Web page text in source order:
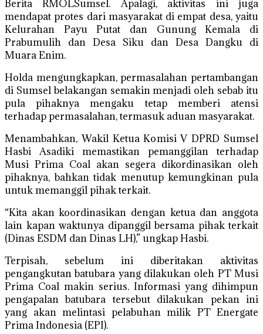
Berita RMOLSumsel. Apalagi, aktivitas ini juga
mendapat protes dari masyarakat di empat desa, yaitu
Kelurahan Payu Putat dan Gunung Kemala di
Prabumulih dan Desa Siku dan Desa Dangku di
Muara Enim.
Holda mengungkapkan, permasalahan pertambangan
di Sumsel belakangan semakin menjadi oleh sebab itu
pula pihaknya mengaku tetap memberi atensi
terhadap permasalahan, termasuk aduan masyarakat.
Menambahkan, Wakil Ketua Komisi V DPRD Sumsel
Hasbi Asadiki memastikan pemanggilan terhadap
Musi Prima Coal akan segera dikordinasikan oleh
pihaknya, bahkan tidak menutup kemungkinan pula
untuk memanggil pihak terkait.
“Kita akan koordinasikan dengan ketua dan anggota
lain kapan waktunya dipanggil bersama pihak terkait
(Dinas ESDM dan Dinas LH),” ungkap Hasbi.
Terpisah, sebelum ini diberitakan aktivitas
pengangkutan batubara yang dilakukan oleh PT Musi
Prima Coal makin serius. Informasi yang dihimpun
pengapalan batubara tersebut dilakukan pekan ini
yang akan melintasi pelabuhan milik PT Energate
Prima Indonesia (EPI).